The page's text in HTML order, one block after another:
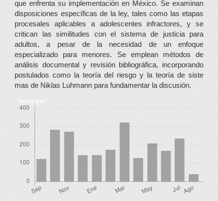
que enfrenta su implementación en México. Se examinan
disposiciones específicas de la ley, tales como las etapas
procesales aplicables a adolescentes infractores, y se
critican las similitudes con el sistema de justicia para
adultos, a pesar de la necesidad de un enfoque
especializado para menores. Se emplean métodos de
análisis documental y revisión bibliográfica, incorporando
postulados como la teoría del riesgo y la teoría de siste
mas de Niklas Luhmann para fundamentar la discusión.
Descargas